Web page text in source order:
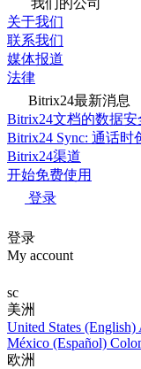
我们的公司
关于我们
联系我们
媒体报道
法律
Bitrix24最新消息
Bitrix24文档的数据安
Bitrix24 Sync: 通话
Bitrix24渠道
开始免费使用
登录
登录
My account
sc
美洲
United States (English)
México (Español)
欧洲